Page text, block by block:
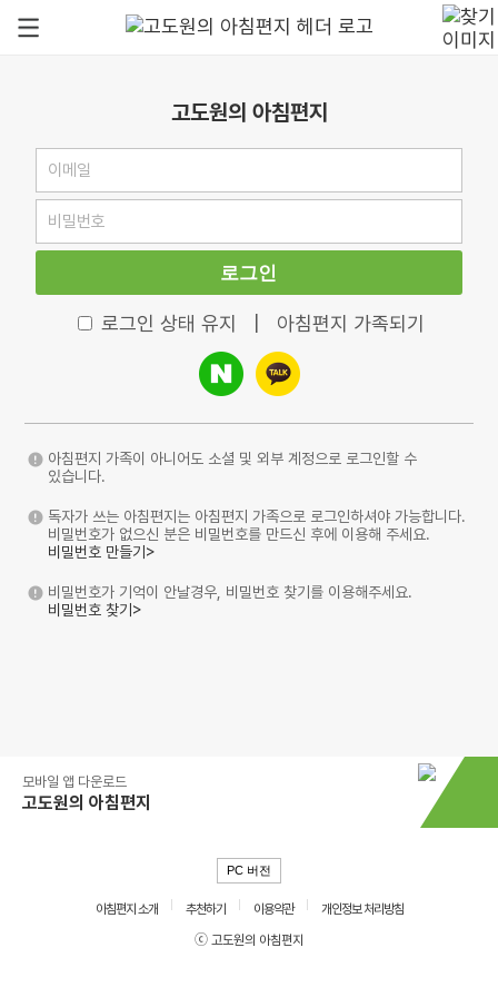
고도원의 아침편지
로그인
로그인 상태 유지 아침편지 가족되기
아침편지 가족이 아니어도 소셜 및 외부 계정으로 로그인할 수
있습니다.
독자가 쓰는 아침편지는 아침편지 가족으로 로그인하셔야 가능합니다.
비밀번호가 없으신 분은 비밀번호를 만드신 후에 이용해 주세요.
비밀번호 만들기>
비밀번호가 기억이 안날경우, 비밀번호 찾기를 이용해주세요.
비밀번호 찾기>
모바일 앱 다운로드
고도원의 아침편지
PC 버전
아침편지 소개 추천하기 이용약관
개인정보 처리방침
ⓒ 고도원의 아침편지